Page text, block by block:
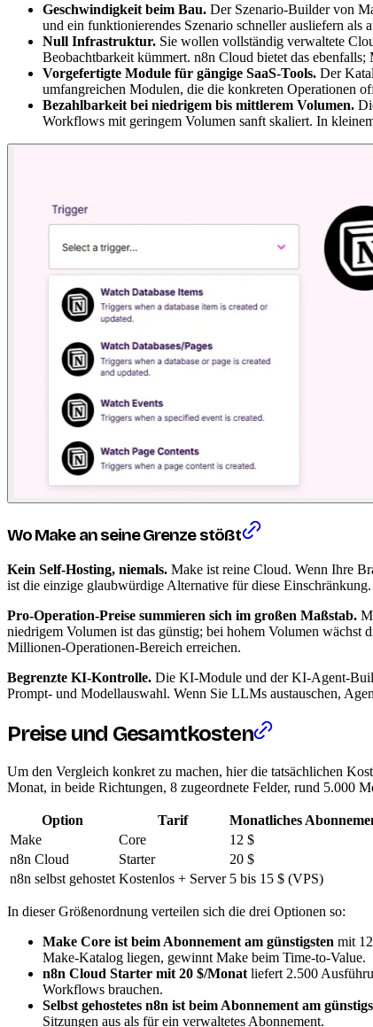
Geschwindigkeit beim Bau. Der Szenario-Builder von
und ein funktionierendes Szenario schneller ausliefern als
Null Infrastruktur. Sie wollen vollständig verwaltete
Beobachtbarkeit kümmert. n8n Cloud bietet das
Vorgefertigte Module für gängige SaaS-Tools. Der
umfangreichen Modulen, die die konkreten Operationen
Bezahlbarkeit bei niedrigem bis mittlerem Volumen.
Workflows mit geringem Volumen sanft skaliert. In
Wo Make an seine Grenze stößt
Kein Self-Hosting, niemals. Make ist reine Cloud. Wenn Ihre
ist die einzige glaubwürdige Alternative für diese Einschränkung.
Pro-Operation-Preise summieren sich im großen Maßstab.
niedrigem Volumen ist das günstig; bei hohem Volumen wächst
Millionen-Operationen-Bereich erreichen.
Begrenzte KI-Kontrolle. Die KI-Module und der KI-Agent-
Prompt- und Modellauswahl. Wenn Sie LLMs austauschen,
Preise und Gesamtkosten
Um den Vergleich konkret zu machen, hier die tatsächlichen
Monat, in beide Richtungen, 8 zugeordnete Felder, rund 5.000
Option Tarif Monatliches
Make
Core 12 $
n8n Cloud
Starter 20 $
n8n selbst gehostet Kostenlos + Server 5 bis 15 $ (VPS)
In dieser Größenordnung verteilen sich die drei Optionen so:
Make Core ist beim Abonnement am günstigsten mit
Make-Katalog liegen, gewinnt Make beim Time-to-Value.
n8n Cloud Starter mit 20 $/Monat liefert 2.500
Workflows brauchen.
Selbst gehostetes n8n ist beim Abonnement am
Sitzungen aus als für ein verwaltetes Abonnement.